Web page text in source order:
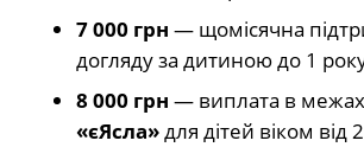
7 000 грн — щомісячна
догляду за дитиною до 1
8 000 грн — виплата в
«єЯсла»для дітей віком від